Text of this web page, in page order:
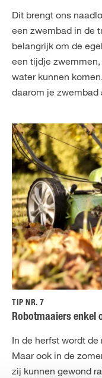
Dit brengt ons
een zwembad in de
belangrijk om de
een tijdje
water kunnen
daarom je zwembad
TIP NR. 7
Robotmaaiers enkel
In de herfst wordt
Maar ook in de
zij kunnen gewond